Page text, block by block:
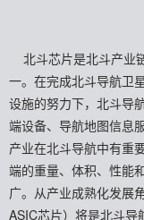
北斗芯片是北斗产业
一。在完成北斗导航卫
设施的努力下，北斗导
端设备、导航地图信息
产业在北斗导航中有重
端的重量、体积、性能
广。从产业成熟化发展
ASIC芯片）将是北斗